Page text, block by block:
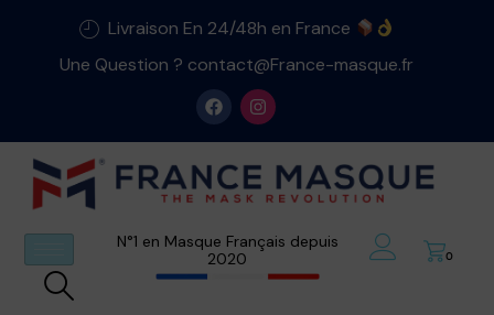
Livraison En 24/48h en France
Une Question ? contact@France-masque.fr
N°1 en Masque Français depuis
2020
0